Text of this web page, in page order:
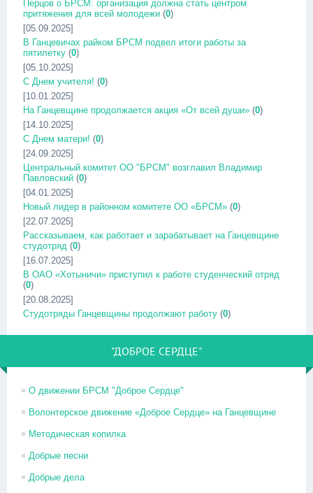
Перцов о БРСМ: организация должна стать центром
притяжения для всей молодежи (0)
[05.09.2025]
В Ганцевичах райком БРСМ подвел итоги работы за
пятилетку (0)
[05.10.2025]
С Днем учителя! (0)
[10.01.2025]
На Ганцевщине продолжается акция «От всей души» (0)
[14.10.2025]
С Днем матери! (0)
[24.09.2025]
Центральный комитет ОО "БРСМ" возглавил Владимир
Павловский (0)
[04.01.2025]
Новый лидер в районном комитете ОО «БРСМ» (0)
[22.07.2025]
Рассказываем, как работает и зарабатывает на Ганцевщине
студотряд (0)
[16.07.2025]
В ОАО «Хотыничи» приступил к работе студенческий отряд
(0)
[20.08.2025]
Студотряды Ганцевщины продолжают работу (0)
"ДОБРОЕ СЕРДЦЕ"
О движении БРСМ "Доброе Сердце"
Волонтерское движение «Доброе Сердце» на Ганцевщине
Методическая копилка
Добрые песни
Добрые дела